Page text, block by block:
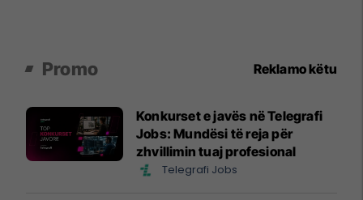
Promo Reklamo këtu
Konkurset e javës në Telegrafi
Jobs: Mundësi të reja për
zhvillimin tuaj profesional
Telegrafi Jobs